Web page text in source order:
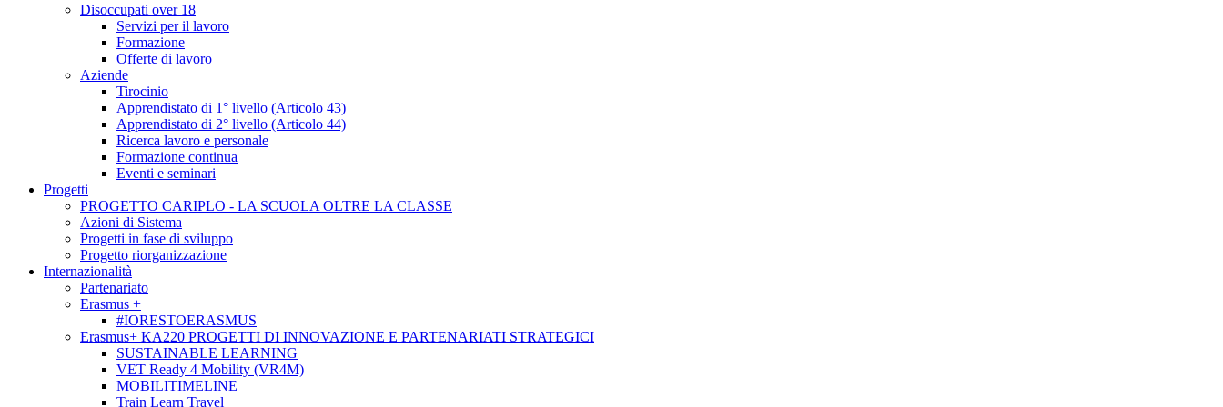
Disoccupati over 18
Servizi per il lavoro
Formazione
Offerte di lavoro
Aziende
Tirocinio
Apprendistato di 1° livello (Articolo 43)
Apprendistato di 2° livello (Articolo 44)
Ricerca lavoro e personale
Formazione continua
Eventi e seminari
Progetti
PROGETTO CARIPLO - LA SCUOLA OLTRE LA CLASSE
Azioni di Sistema
Progetti in fase di sviluppo
Progetto riorganizzazione
Internazionalità
Partenariato
Erasmus +
#IORESTOERASMUS
Erasmus+ KA220 PROGETTI DI INNOVAZIONE E PARTENARIATI STRATEGICI
SUSTAINABLE LEARNING
VET Ready 4 Mobility (VR4M)
MOBILITIMELINE
Train Learn Travel